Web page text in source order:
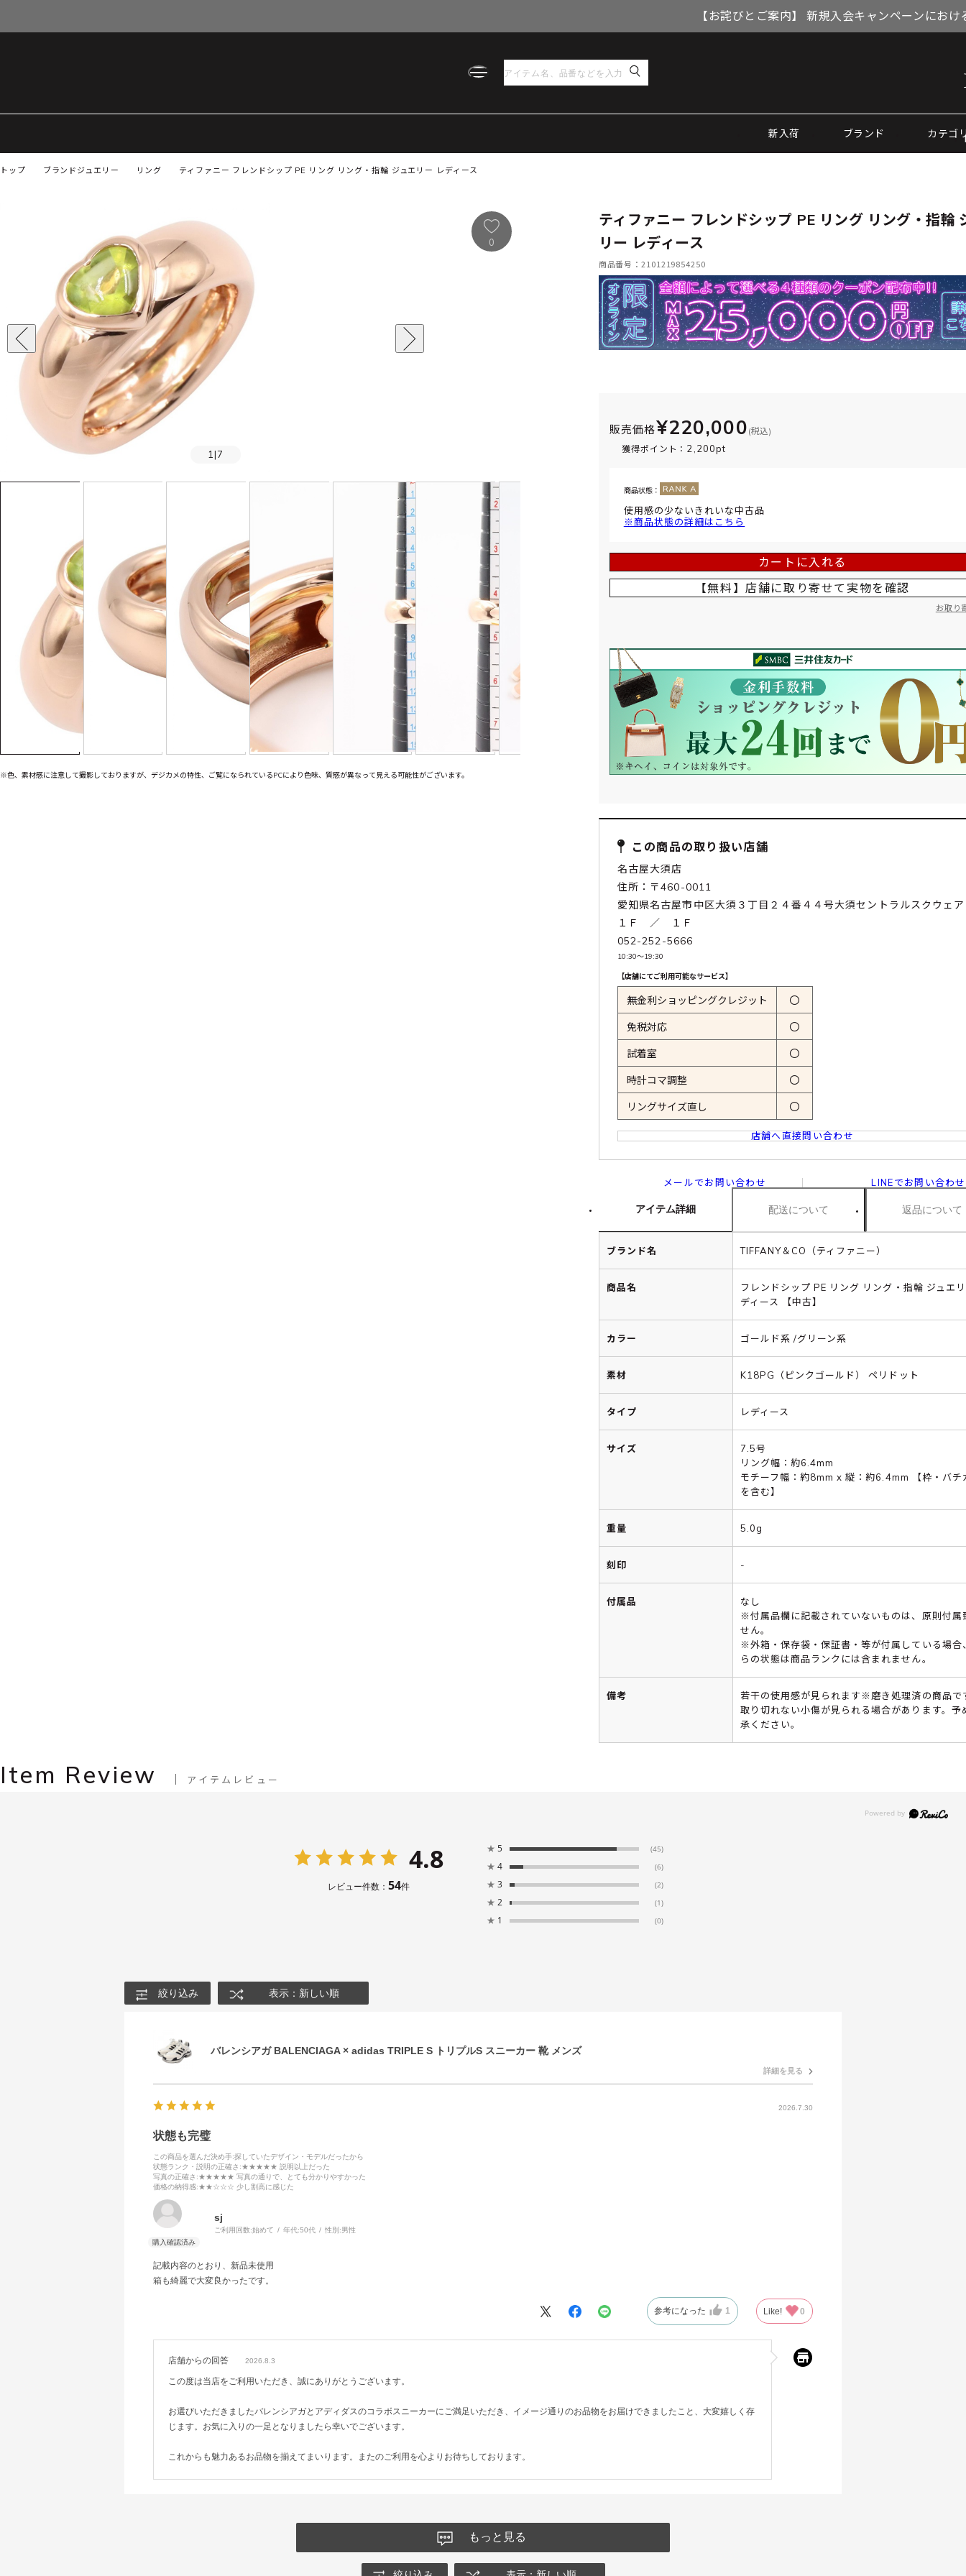
【お詫びとご案内】 新規入会キャンペーンにお
新入荷 ブランド カテゴ
トップ ティファニー フレンドシップ PE リング リング・指輪 ジュエリー レディース
ブランドジュエリー リング
1 |7
0
※色、素材感に注意して撮影しておりますが、デジカメの特性、ご覧になられているPCにより色味、質感が異なって見える可能性がございます。
ティファニー フレンドシップ PE リング リング・指輪
リー レディース
商品番号：2101219854250
販売価格¥220,000 (税込)
獲得ポイント： 2,200pt
商品状態：
使用感の少ないきれいな中古品
※商品状態の詳細はこちら
カートに入れる
【無料】店舗に取り寄せて 実物を確認
お取り
この商品の取り扱い店舗
名古屋大須店
住所：〒460-0011
愛知県名古屋市中区大須３丁目２４番４４号大須セントラルスクウェ
１Ｆ ／ １Ｆ
052-252-5666
10:30〜19:30
【店舗にてご利用可能なサービス】
無金利ショッピングクレジット 〇
免税対応 〇
試着室 〇
時計コマ調整 〇
リングサイズ直し 〇
店舗へ直接問い合わせ
メールでお問い合わせ LINEでお問い合わせ
アイテム詳細 配送について 返品について
ブランド名 TIFFANY＆CO（ティファニー）
商品名
フレンドシップ PE リング リング・指輪 ジュエ
ディース 【中古】
カラー ゴールド系 /グリーン系
素材 K18PG（ピンクゴールド） ペリドット
タイプ レディース
サイズ
7.5号
リング幅：約6.4mm
モチーフ幅：約8mm x 縦：約6.4mm 【枠・バチ
を含む】
重量 5.0g
刻印 -
付属品
なし
※付属品欄に記載されていないものは、原則付属
せん。
※外箱・保存袋・保証書・等が付属している場合
らの状態は商品ランクには含まれません。
備考
若干の使用感が見られます※磨き処理済の商品で
取り切れない小傷が見られる場合があります。予
承ください。
Item Review アイテムレビュー
4.8
レビュー件数： 54件
★ 5 (45)
★ 4 (6)
★ 3 (2)
★ 2 (1)
★ 1 (0)
絞り込み 表示：新しい順
バレンシアガ BALENCIAGA × adidas TRIPLE S トリプルS スニーカー 靴 メンズ
詳細を見る
2026.7.30
状態も完璧
この商品を選んだ決め手:探していたデザイン・モデルだったから
状態ランク・説明の正確さ :★★★★★ 説明以上だった
写真の正確さ :★★★★★ 写真の通りで、とても分かりやすかった
価格の納得感:★★☆☆☆ 少し割高に感じた
sj
ご利用回数:始めて 年代:50代 性別:男性
記載内容のとおり、新品未使用
箱も綺麗で大変良かったです。
参考になった 1 Like! 0
店舗からの回答 2026.8.3
この度は当店をご利用いただき、誠にありがとうございます。
お選びいただきましたバレンシアガとアディダスのコラボスニーカーにご満足いただき、イメージ通りのお品物をお届けできましたこと、大変嬉しく存
じます。お気に入りの一足となりましたら幸いでございます。
これからも魅力あるお品物を揃えてまいります。またのご利用を心よりお待ちしております。
もっと見る